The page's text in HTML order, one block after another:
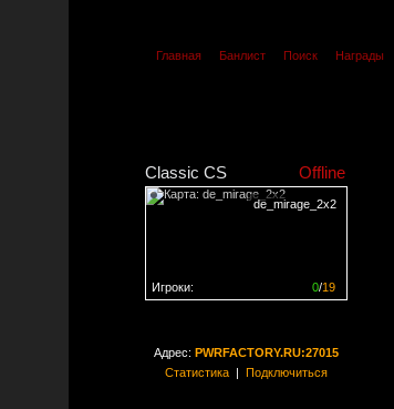
Главная Банлист Поиск Награды
Classic CS Offline
de_mirage_2x2
0/19
Игроки:
Адрес: PWRFACTORY.RU:27015
Статистика| Подключиться